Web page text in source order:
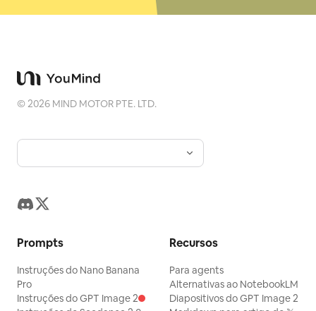
©2026 MIND MOTOR PTE. LTD.
Prompts
Instruções do Nano Banana
Pro
Instruções do GPT Image 2
Recursos
Para agents
Alternativas ao NotebookLM
Diapositivos do GPT Image 2